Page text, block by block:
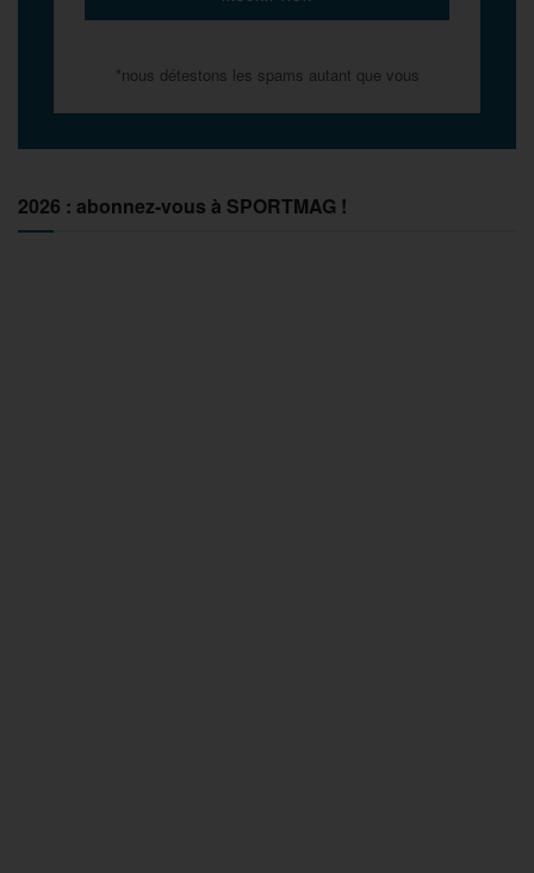
*nous détestons les spams autant que vous
2026 : abonnez-vous à SPORTMAG !